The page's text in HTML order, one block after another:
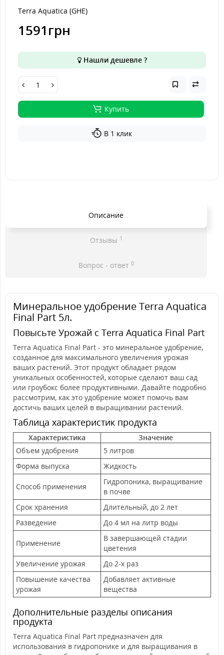
Terra Aquatica (GHE)
1591грн
Нашли дешевле ?
Купить
В 1 клик
Описание
Отзывы 1
Вопрос - ответ 0
Минеральное удобрение Terra Aquatica
Final Part 5л.
Повысьте Урожай с Terra Aquatica Final Part
Terra Aquatica Final Part - это минеральное удобрение,
созданное для максимального увеличения урожая
ваших растений. Этот продукт обладает рядом
уникальных особенностей, которые сделают ваш сад
или гроубокс более продуктивными. Давайте подробно
рассмотрим, как это удобрение может помочь вам
достичь ваших целей в выращивании растений.
Таблица характеристик продукта
Характеристика
Значение
Объем удобрения
5 литров
Форма выпуска
Жидкость
Способ применения
Гидропоника, выращивание
в почве
Срок хранения
Длительный, до 2 лет
Разведение
До 4 мл на литр воды
Применение
В завершающей стадии
цветения
Увеличение урожая
До 2-х раз
Повышение качества
урожая
Добавляет активные
вещества
Дополнительные разделы описания
продукта
Terra Aquatica Final Part предназначен для
использования в гидропонике и для выращивания в